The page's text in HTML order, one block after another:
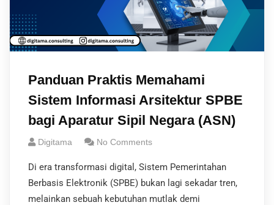
Panduan Praktis Memahami
Sistem Informasi Arsitektur SPBE
bagi Aparatur Sipil Negara (ASN)
Digitama No Comments
Di era transformasi digital, Sistem Pemerintahan
Berbasis Elektronik (SPBE) bukan lagi sekadar tren,
melainkan sebuah kebutuhan mutlak demi